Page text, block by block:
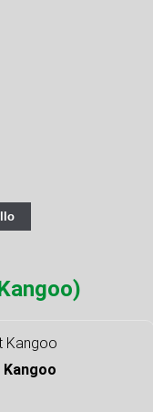
Kangoo